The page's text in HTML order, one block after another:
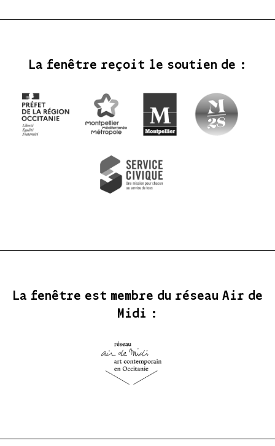
La fenêtre reçoit le soutien de :
La fenêtre est membre du réseau Air de
Midi :